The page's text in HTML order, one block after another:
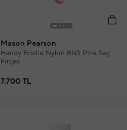
Mason Pearson
Handy Bristle Nylon BN3 Pink Saç
Fırçası
7.700 TL